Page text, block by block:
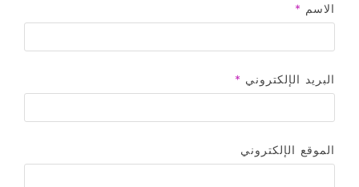
الاسم *
البريد الإلكتروني *
الموقع الإلكتروني